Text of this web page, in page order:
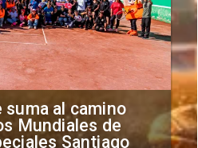
Sifup
por situación